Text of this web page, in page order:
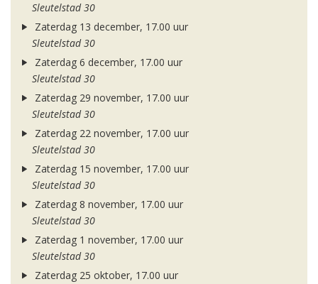
Sleutelstad 30
Zaterdag 13 december, 17.00 uur
Sleutelstad 30
Zaterdag 6 december, 17.00 uur
Sleutelstad 30
Zaterdag 29 november, 17.00 uur
Sleutelstad 30
Zaterdag 22 november, 17.00 uur
Sleutelstad 30
Zaterdag 15 november, 17.00 uur
Sleutelstad 30
Zaterdag 8 november, 17.00 uur
Sleutelstad 30
Zaterdag 1 november, 17.00 uur
Sleutelstad 30
Zaterdag 25 oktober, 17.00 uur